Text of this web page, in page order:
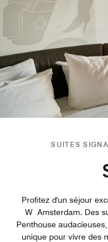
SUITES
Profitez d'un séjour
W Amsterdam. Des
Penthouse
unique pour vivre des